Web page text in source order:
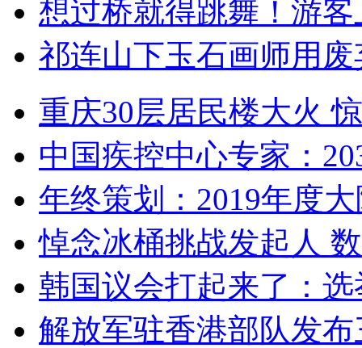
想过桥就得跳舞！游客
祁连山下玉石画师用
重庆30层居民楼大火
中国疾控中心专家：
年终策划：2019年度
悼念冰桶挑战发起人
韩国议会打起来了：
解放军驻香港部队发